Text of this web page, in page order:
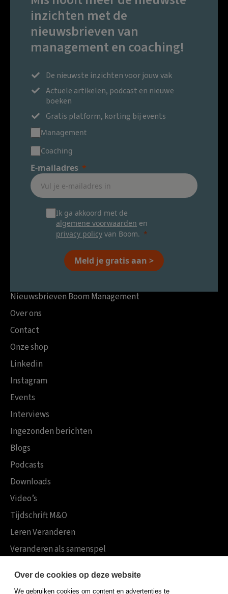
inzichten met de
nieuwsbrieven van
management en coaching!
De nieuwste inzichten voor jouw vak
Actuele artikelen, podcast en nieuwe
boeken
Gratis platform, korting bij events
Management
Coaching
E-mailadres
Ik ga akkoord met de
algemene voorwaarden en
privacy policy van Boom.
Meld je gratis aan >
Nieuwsbrieven Boom Management
Over ons
Contact
Onze shop
Linkedin
Instagram
Events
Interviews
Ingezonden berichten
Blogs
Podcasts
Downloads
Video’s
Tijdschrift M&O
Leren Veranderen
Veranderen als samenspel
Koninklijke Boom uitgevers
Over de cookies op deze website
We gebruiken cookies om content en advertenties te